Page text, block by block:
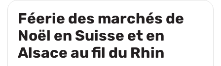
Féerie des marchés de
Noël en Suisse et en
Alsace au fil du Rhin